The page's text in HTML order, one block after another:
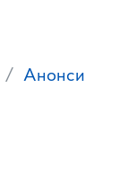
Анонси